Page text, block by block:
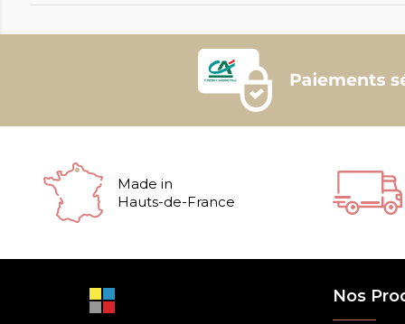
Made in
Hauts-de-France
Nos